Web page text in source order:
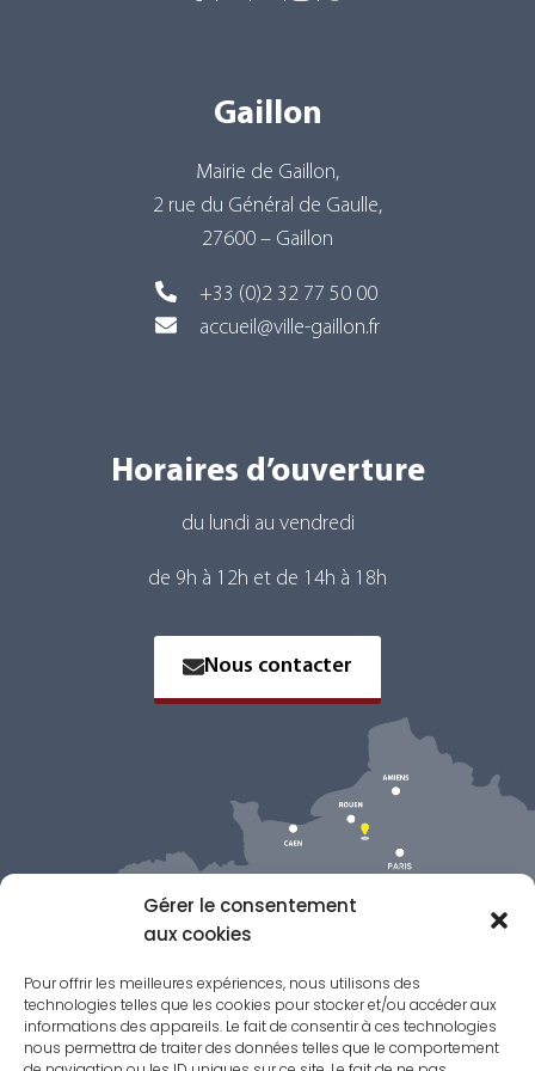
Gérer le consentement
aux cookies
Pour offrir les meilleures expériences, nous utilisons des
technologies telles que les cookies pour stocker et/ou accéder aux
informations des appareils. Le fait de consentir à ces technologies
nous permettra de traiter des données telles que le comportement
Gaillon
Mairie de Gaillon,
2 rue du Général de Gaulle,
27600 – Gaillon
+33 (0)2 32 77 50 00
accueil@ville-gaillon.fr
Horaires d’ouverture
du lundi au vendredi
de 9h à 12h et de 14h à 18h
Nous contacter